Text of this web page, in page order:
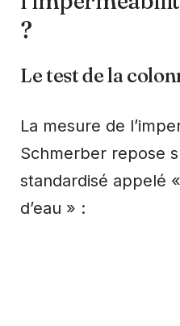
?
Le test de la
La mesure de
Schmerber repose
standardisé appelé
d’eau » :